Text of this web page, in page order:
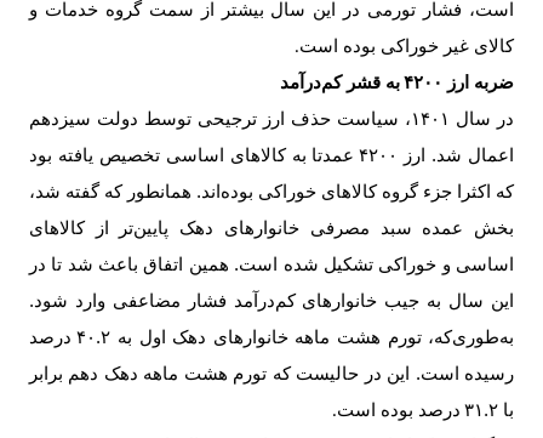
است، فشار تورمی در این سال بیشتر از سمت گروه خدمات و
کالای غیر خوراکی بوده است.
ضربه ارز ۴۲۰۰ به قشر کم‌درآمد
در سال ۱۴۰۱، سیاست حذف ارز ترجیحی توسط دولت سیزدهم
اعمال شد. ارز
۴۲۰۰ عمدتا به کالاهای اساسی تخصیص یافته بود
که اکثرا جزء گروه کالاهای خوراکی بوده‌اند. همانطور که گفته شد،
بخش عمده سبد مصرفی خانوارهای دهک پایین‌تر از کالاهای
اساسی و خوراکی تشکیل شده است. همین اتفاق باعث شد تا در
این سال به جیب خانوارهای کم‌درآمد فشار مضاعفی وارد شود.
به‌طوری‌که، تورم هشت ماهه خانوارهای دهک اول به ۴۰.۲ درصد
رسیده است. این در حالیست که تورم هشت ماهه دهک دهم برابر
با ۳۱.۲ درصد بوده است.